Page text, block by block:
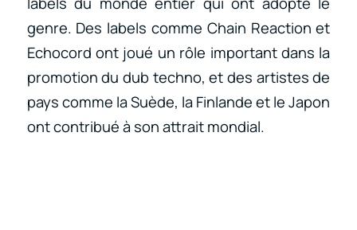
genre. Des labels comme Chain Reaction et
Echocord ont joué un rôle important dans la
promotion du dub techno, et des artistes de
pays comme la Suède, la Finlande et le Japon
ont contribué à son attrait mondial.